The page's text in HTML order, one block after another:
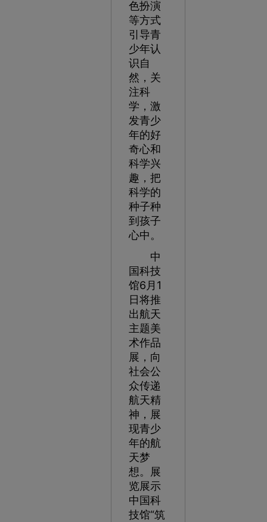
色扮演
等方式
引导青
少年认
识自
然，关
注科
学，激
发青少
年的好
奇心和
科学兴
趣，把
科学的
种子种
到孩子
心中。
中
国科技
馆6月1
日将推
出航天
主题美
术作品
展，向
社会公
众传递
航天精
神，展
现青少
年的航
天梦
想。展
览展示
中国科
技馆“筑